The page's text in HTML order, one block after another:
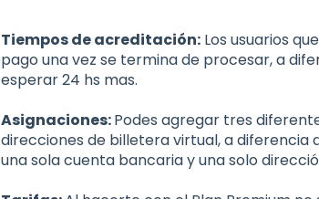
Tiempos deacreditación:Los usuarios
pago una vez se termina de procesar, a
esperar 24 hs mas.
Asignaciones:Podes agregar tres
direcciones de billetera virtual, a
una sola cuenta bancaria y una solo